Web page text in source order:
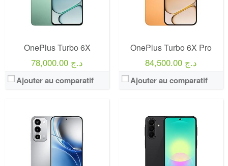
OnePlus Turbo 6X
78,000.00 د.ج
Ajouter au comparatif
OnePlus Turbo 6X Pro
84,500.00 د.ج
Ajouter au comparatif